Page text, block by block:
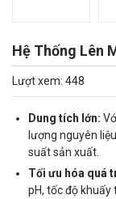
Hệ Thống Lên
Lượt xem: 448
Dung tích lớn:
lượng nguyên
suất sản xuất.
Tối ưu hóa quá
pH, tốc độ khuấy